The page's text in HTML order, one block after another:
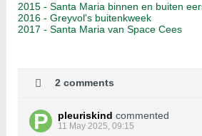
2015 - Santa Maria binnen en buiten
2016 - Greyvol's buitenkweek
2017 - Santa Maria van Space Cees
2 comments
pleuriskind commented
11 May 2025, 09:15